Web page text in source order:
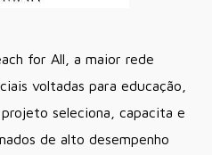
for All, a maior rede
voltadas para educação,
seleciona, capacita e
de alto desempenho